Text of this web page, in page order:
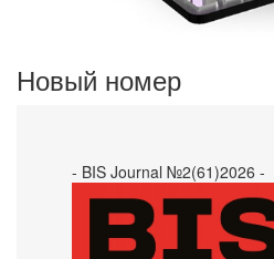
Новый номер
- BIS Journal №2(61)2026 -